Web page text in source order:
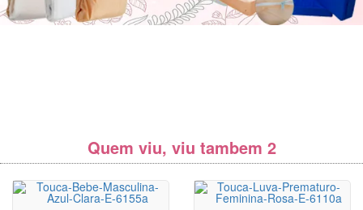
Quem viu, viu tambem 2